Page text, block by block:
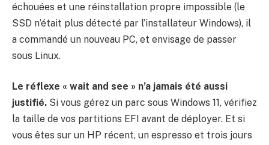
échouées et une réinstallation propre impossible (le
SSD n’était plus détecté par l’installateur Windows), il
a commandé un nouveau PC, et envisage de passer
sous Linux.
Le réflexe « wait and see » n’a jamais été aussi
justifié. Si vous gérez un parc sous Windows 11, vérifiez
la taille de vos partitions EFI avant de déployer. Et si
vous êtes sur un HP récent, un espresso et trois jours